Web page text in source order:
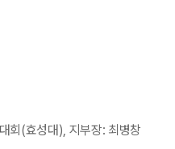
회(효성대), 지부장: 최병창